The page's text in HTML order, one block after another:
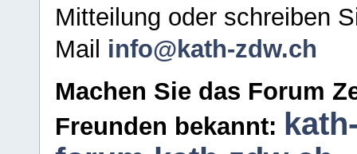
Mitteilung oder schreiben
Mail info@kath-zdw.ch
Machen Sie das Forum
Freunden bekannt: